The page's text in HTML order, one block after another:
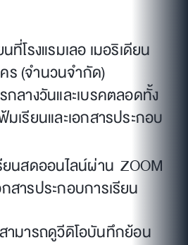
ที่โรงแรมเลอ เมอริเดียน
ร (จำนวนจำกัด)
ลางวันและเบรคตลอดทั้ง
เรียนและเอกสารประกอบ
ยนสดออนไลน์ผ่าน ZOOM
สารประกอบการเรียน
ามารถดูวีดิโอบันทึกย้อน